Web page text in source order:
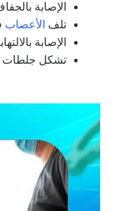
الإصابة
تلف الأعصاب
الإصابة
تشكل جلطات